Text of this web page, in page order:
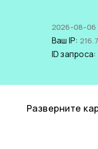
2026-08-06
Ваш IP:
ID запроса:
Разверните